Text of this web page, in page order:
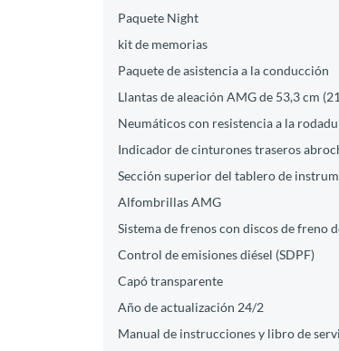
Paquete Night
kit de memorias
Paquete de asistencia a la conducción
Llantas de aleación AMG de 53,3 cm
Neumáticos con resistencia a la
Indicador de cinturones traseros
Sección superior del tablero de
Alfombrillas AMG
Sistema de frenos con discos de freno
Control de emisiones diésel (SDPF)
Capó transparente
Año de actualización 24/2
Manual de instrucciones y libro de